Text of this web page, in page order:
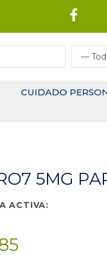
CUIDADO
5MG
ACTIVA: